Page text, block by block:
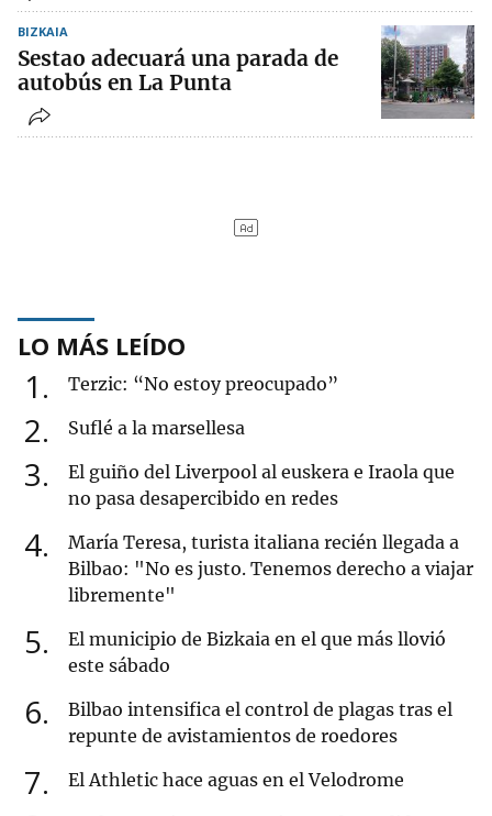
BIZKAIA
Sestao adecuará una parada de
autobús en La Punta
LO MÁS LEÍDO
1 Terzic: “No estoy preocupado”
2 Suflé a la marsellesa
3
El guiño del Liverpool al euskera e Iraola que
no pasa desapercibido en redes
4
María Teresa, turista italiana recién llegada a
Bilbao: "No es justo. Tenemos derecho a viajar
libremente"
5
El municipio de Bizkaia en el que más llovió
este sábado
6
Bilbao intensifica el control de plagas tras el
repunte de avistamientos de roedores
7 El Athletic hace aguas en el Velodrome